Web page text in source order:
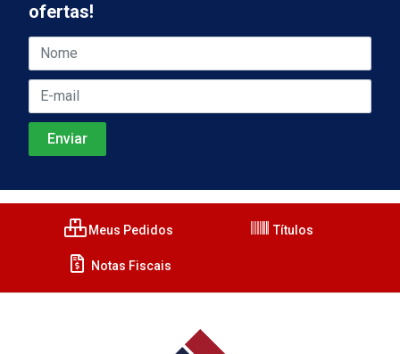
ofertas!
Meus Pedidos Títulos
Notas Fiscais